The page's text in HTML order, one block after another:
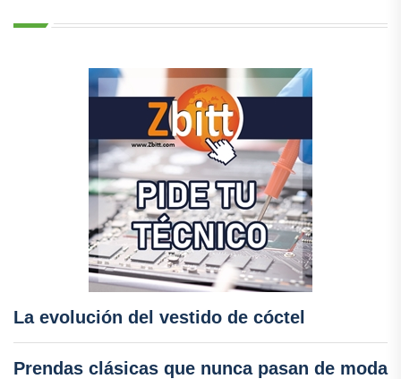
La evolución del vestido de cóctel
Prendas clásicas que nunca pasan de moda